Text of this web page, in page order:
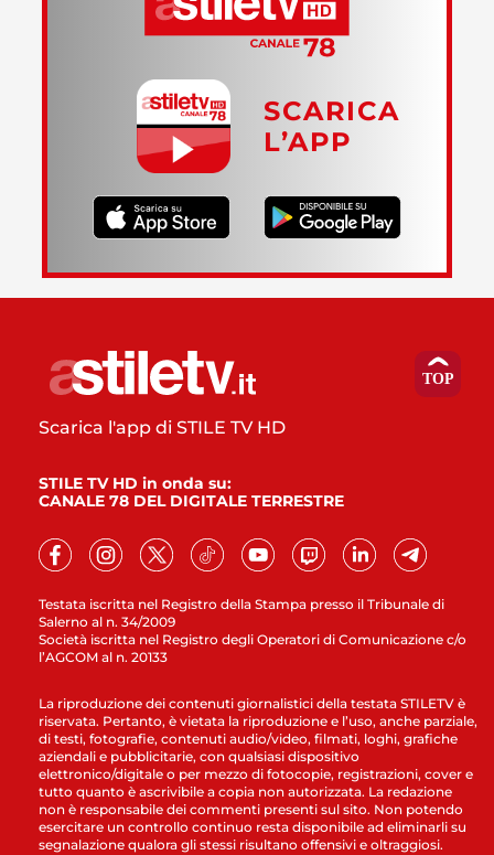
SCARICA
L’APP
Testata iscritta nel Registro della Stampa presso il Tribunale di
Salerno al n. 34/2009
Società iscritta nel Registro degli Operatori di Comunicazione c/o
l’AGCOM al n. 20133
Scarica l'app di STILE TV HD
STILE TV HD in onda su:
CANALE 78 DEL DIGITALE TERRESTRE
La riproduzione dei contenuti giornalistici della testata STILETV è
riservata. Pertanto, è vietata la riproduzione e l’uso, anche parziale,
di testi, fotografie, contenuti audio/video, filmati, loghi, grafiche
aziendali e pubblicitarie, con qualsiasi dispositivo
elettronico/digitale o per mezzo di fotocopie, registrazioni, cover e
tutto quanto è ascrivibile a copia non autorizzata. La redazione
non è responsabile dei commenti presenti sul sito. Non potendo
esercitare un controllo continuo resta disponibile ad eliminarli su
segnalazione qualora gli stessi risultano offensivi e oltraggiosi.